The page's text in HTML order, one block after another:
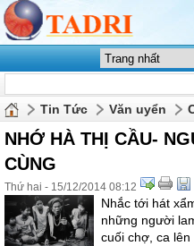
Tin Tức Văn uyển
NHỚ HÀ THỊ CẦU-
CÙNG
Thứ hai - 15/12/2014 08:12
Nhắc tới hát
những người
cuối chợ, ca